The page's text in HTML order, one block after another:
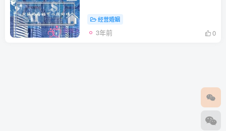
经营婚姻
3年前 0